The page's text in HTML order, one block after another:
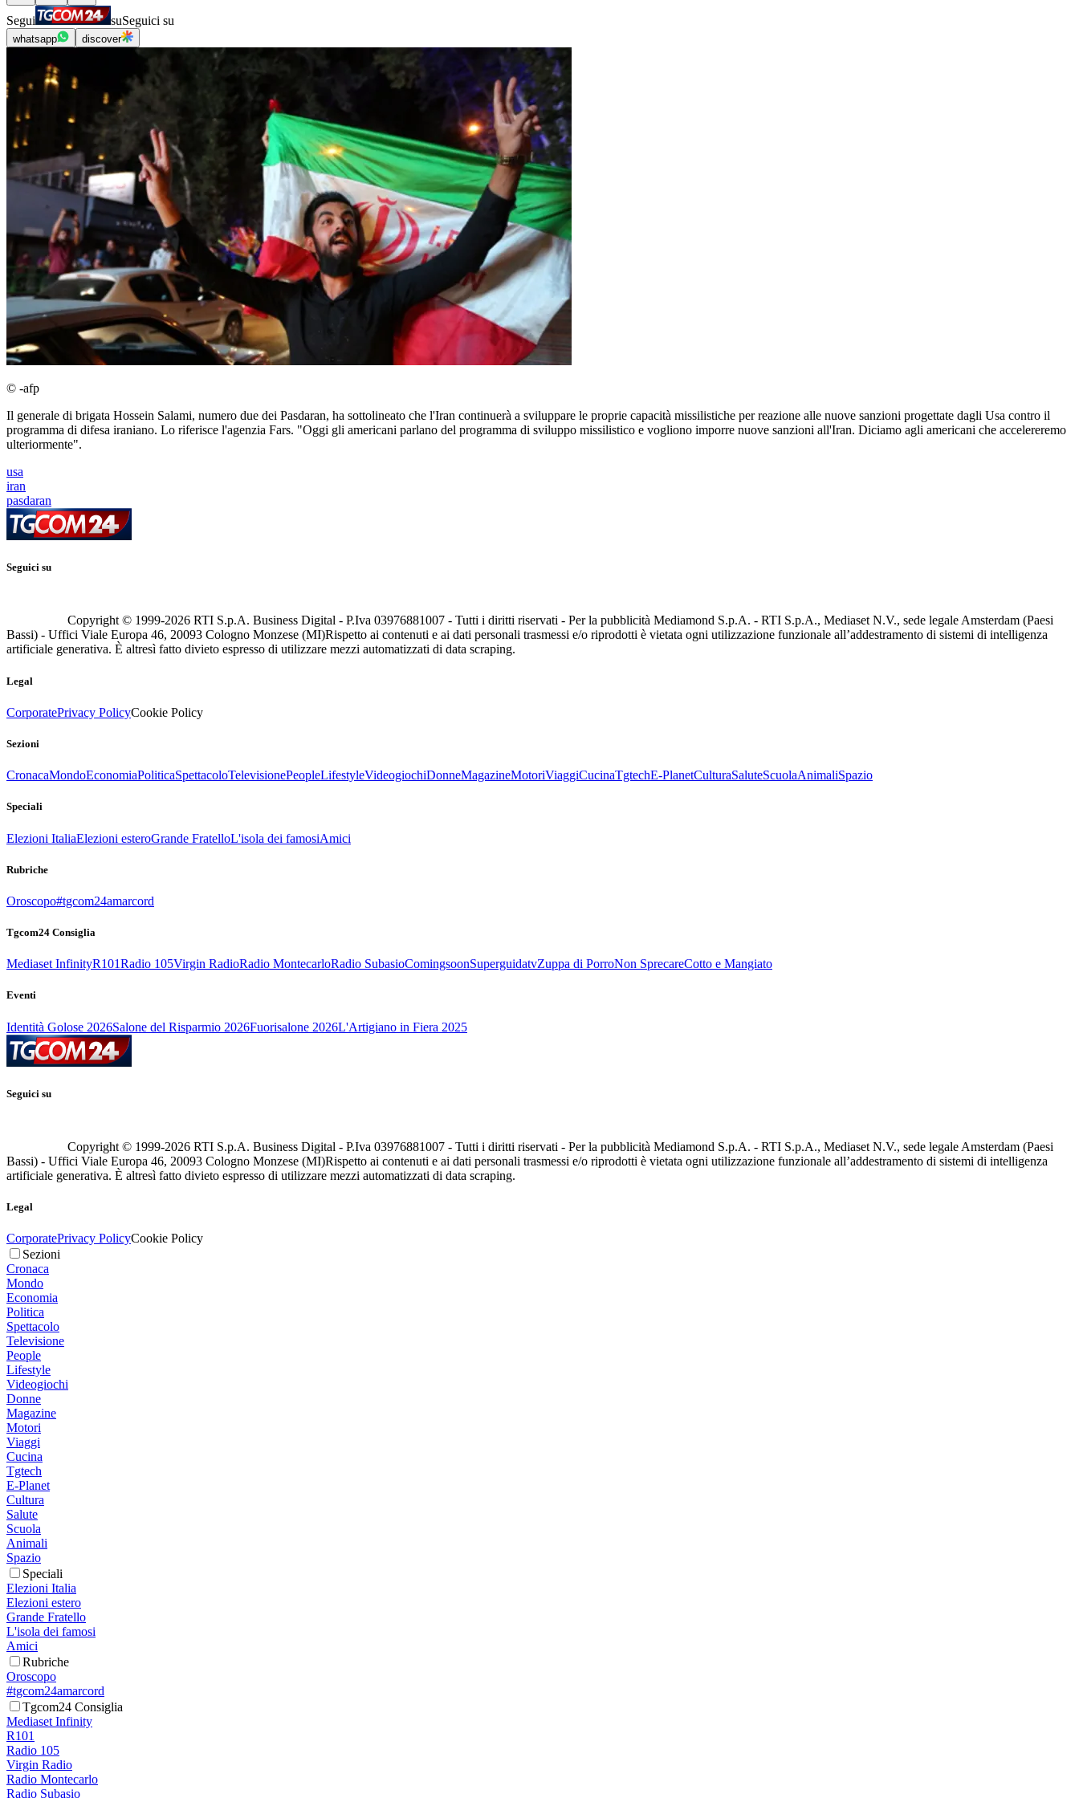
Segui suSeguici su
whatsapp discover
© -afp
Il generale di brigata Hossein Salami, numero due dei Pasdaran, ha sottolineato che l'Iran continuerà a sviluppare le proprie capacità missilistiche per reazione alle nuove sanzioni progettate dagli Usa contro il
programma di difesa iraniano. Lo riferisce l'agenzia Fars. "Oggi gli americani parlano del programma di sviluppo missilistico e vogliono imporre nuove sanzioni all'Iran. Diciamo agli americani che accelereremo
ulteriormente".
usa
iran
pasdaran
Seguici su
Copyright © 1999-2026 RTI S.p.A. Business Digital - P.Iva 03976881007 - Tutti i diritti riservati - Per la pubblicità Mediamond S.p.A. - RTI S.p.A., Mediaset N.V., sede legale Amsterdam (Paesi
Bassi) - Uffici Viale Europa 46, 20093 Cologno Monzese (MI)Rispetto ai contenuti e ai dati personali trasmessi e/o riprodotti è vietata ogni utilizzazione funzionale all’addestramento di sistemi di intelligenza
artificiale generativa. È altresì fatto divieto espresso di utilizzare mezzi automatizzati di data scraping.
Legal
CorporatePrivacy PolicyCookie Policy
Sezioni
CronacaMondoEconomiaPoliticaSpettacoloTelevisionePeopleLifestyleVideogiochiDonneMagazineMotoriViaggiCucinaTgtechE-PlanetCulturaSaluteScuolaAnimaliSpazio
Speciali
Elezioni ItaliaElezioni esteroGrande FratelloL'isola dei famosiAmici
Rubriche
Oroscopo#tgcom24amarcord
Tgcom24 Consiglia
Mediaset InfinityR101Radio 105Virgin RadioRadio MontecarloRadio SubasioComingsoonSuperguidatvZuppa di PorroNon SprecareCotto e Mangiato
Eventi
Identità Golose 2026Salone del Risparmio 2026Fuorisalone 2026L'Artigiano in Fiera 2025
Seguici su
Copyright © 1999-2026 RTI S.p.A. Business Digital - P.Iva 03976881007 - Tutti i diritti riservati - Per la pubblicità Mediamond S.p.A. - RTI S.p.A., Mediaset N.V., sede legale Amsterdam (Paesi
Bassi) - Uffici Viale Europa 46, 20093 Cologno Monzese (MI)Rispetto ai contenuti e ai dati personali trasmessi e/o riprodotti è vietata ogni utilizzazione funzionale all’addestramento di sistemi di intelligenza
artificiale generativa. È altresì fatto divieto espresso di utilizzare mezzi automatizzati di data scraping.
Legal
CorporatePrivacy PolicyCookie Policy
Sezioni
Cronaca
Mondo
Economia
Politica
Spettacolo
Televisione
People
Lifestyle
Videogiochi
Donne
Magazine
Motori
Viaggi
Cucina
Tgtech
E-Planet
Cultura
Salute
Scuola
Animali
Spazio
Speciali
Elezioni Italia
Elezioni estero
Grande Fratello
L'isola dei famosi
Amici
Rubriche
Oroscopo
#tgcom24amarcord
Tgcom24 Consiglia
Mediaset Infinity
R101
Radio 105
Virgin Radio
Radio Montecarlo
Radio Subasio